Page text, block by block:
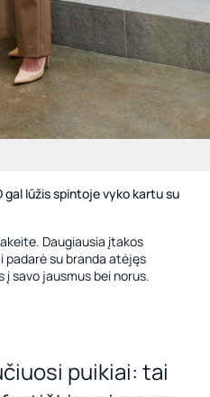
gal lūžis spintoje vyko kartu su
Daugiausia įtakos
padarė su branda atėjęs
savo jausmus bei norus.
puikiai: tai